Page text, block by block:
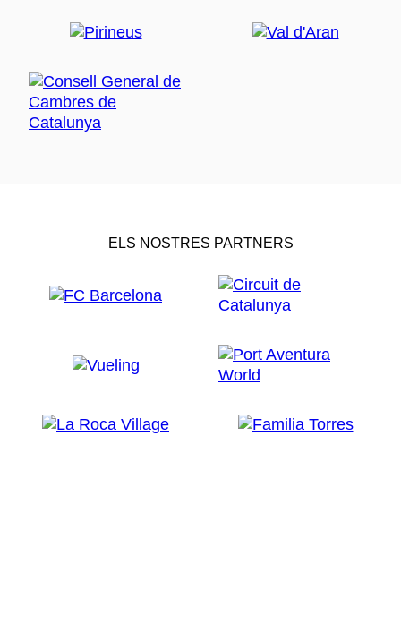
ELS NOSTRES PARTNERS